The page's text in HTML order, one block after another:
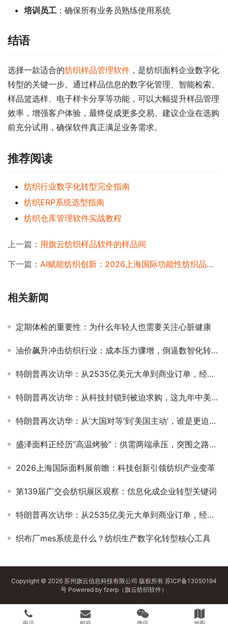
培训员工 ：确保所有业务员熟练使用系统
结语
选择一款适合的纺织样品管理软件 ，是纺织面料企业数字化
转型的关键一步。通过样品信息的数字化管理、智能检索、
样品篮选样、电子样卡分享等功能，可以大幅提升样品管理
效率，增强客户体验，最终促成更多交易。建议企业在选购
前充分试用，确保软件真正满足业务需求。
推荐阅读
纺织行业数字化转型完全指南
纺织ERP系统选型指南
纺织仓库管理软件实战教程
上一篇： 用旗云纺织样品软件的样品间
下一篇： AI赋能纺织创新：2026上海国际功能性纺织品展展现智能化面料新趋势
相关新闻
定期体检的重要性：为什么年轻人也需要关注心脏健康
油价飙升冲击纺织行业：成本压力骤增，倒逼数智化转型加速
特朗普再次访华：从2535亿美元大单到商业订单，经贸合作底层逻辑变了
特朗普再次访华：从科技封锁到被迫求购，这九年中美科技发生了什么
特朗普再次访华：从’大国对等’到’美国主动’，谁是更迫切的一方？
盛泽面料正经历”高温烤验”：供需两端承压，突围之路在何方
2026上海国际面料展前瞻：科技创新引领纺织产业变革
第139届广交会纺织展区观察：信息化成企业转型关键词
特朗普再次访华：从2535亿美元大单到商业订单，经贸合作底层逻辑变了
织布厂mes系统是什么？纺织生产数字化转型核心工具
Copyright © 2026 苏州旗云信息科技有限公司 版权所有 苏ICP备13050194
号 Powered by fzerp（旗云纺织软件）